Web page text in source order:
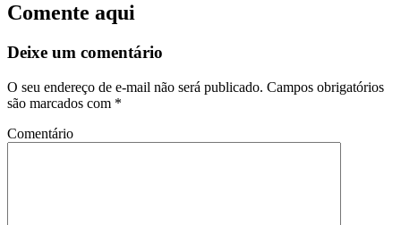
Comente aqui
Deixe um comentário
O seu endereço de e-mail não será publicado. Campos obrigatórios
são marcados com *
Comentário